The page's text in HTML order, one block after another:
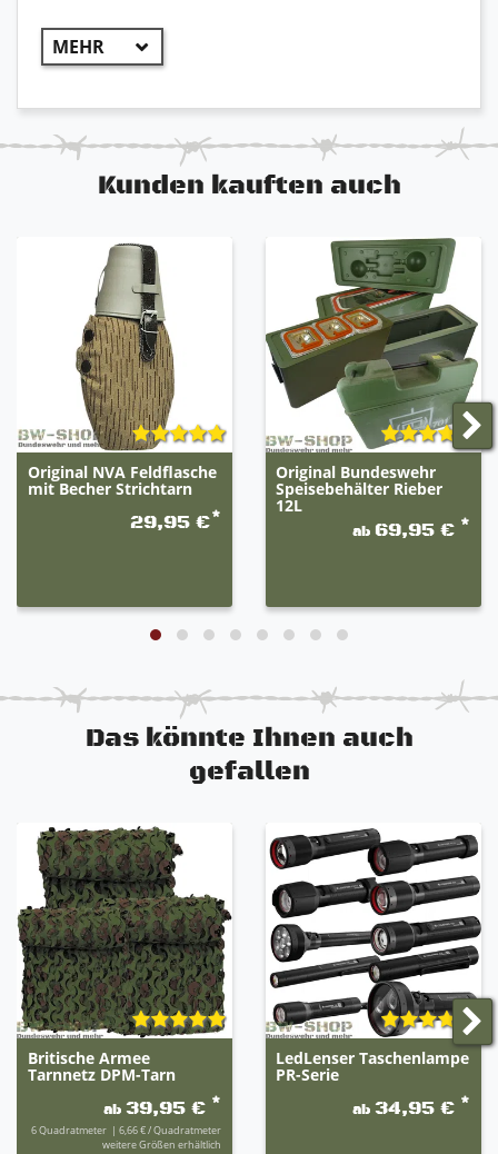
Kunden kauften auch
Original NVA Feldflasche
mit Becher Strichtarn
29,95 €*
Original Bundeswehr
Speisebehälter Rieber
12L
ab 69,95 € *
Das könnte Ihnen auch
gefallen
Britische Armee
Tarnnetz DPM-Tarn
ab39,95 € *
6Quadratmeter | 6,66 € / Quadratmeter
weitere Größen erhältlich
LedLenser Taschenlampe
PR-Serie
ab 34,95 € *